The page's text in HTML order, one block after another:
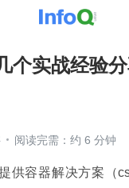
个实战经验
阅读完需：约 6 分钟
供容器解决方案（